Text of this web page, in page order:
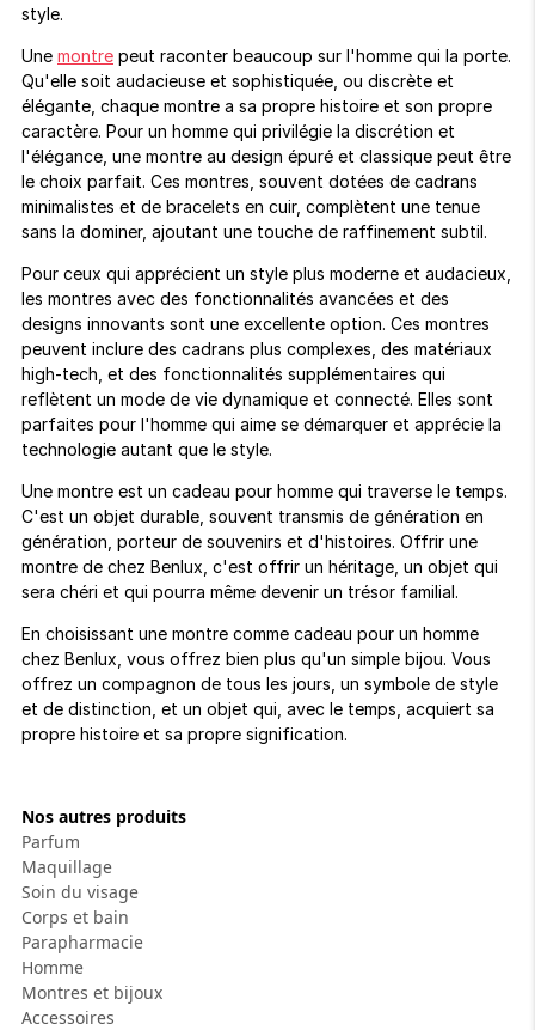
style.
Une montre peut raconter beaucoup sur l'homme qui la porte.
Qu'elle soit audacieuse et sophistiquée, ou discrète et
élégante, chaque montre a sa propre histoire et son propre
caractère. Pour un homme qui privilégie la discrétion et
l'élégance, une montre au design épuré et classique peut être
le choix parfait. Ces montres, souvent dotées de cadrans
minimalistes et de bracelets en cuir, complètent une tenue
sans la dominer, ajoutant une touche de raffinement subtil.
Pour ceux qui apprécient un style plus moderne et audacieux,
les montres avec des fonctionnalités avancées et des
designs innovants sont une excellente option. Ces montres
peuvent inclure des cadrans plus complexes, des matériaux
high-tech, et des fonctionnalités supplémentaires qui
reflètent un mode de vie dynamique et connecté. Elles sont
parfaites pour l'homme qui aime se démarquer et apprécie la
technologie autant que le style.
Une montre est un cadeau pour homme qui traverse le temps.
C'est un objet durable, souvent transmis de génération en
génération, porteur de souvenirs et d'histoires. Offrir une
montre de chez Benlux, c'est offrir un héritage, un objet qui
sera chéri et qui pourra même devenir un trésor familial.
En choisissant une montre comme cadeau pour un homme
chez Benlux, vous offrez bien plus qu'un simple bijou. Vous
offrez un compagnon de tous les jours, un symbole de style
et de distinction, et un objet qui, avec le temps, acquiert sa
propre histoire et sa propre signification.
Nos autres produits
Parfum
Maquillage
Soin du visage
Corps et bain
Parapharmacie
Homme
Montres et bijoux
Accessoires